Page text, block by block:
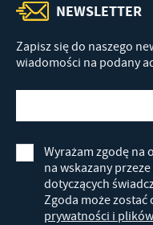
NEWSLETTER
Zapisz się do naszego
wiadomości na podany
Wyrażam zgodę na
na wskazany
dotyczących
Zgoda może zostać
prywatności i